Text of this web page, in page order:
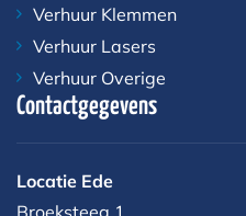
Verhuur Klemmen
Verhuur Lasers
Verhuur Overige
Contactgegevens
Locatie Ede
Broeksteeg 1